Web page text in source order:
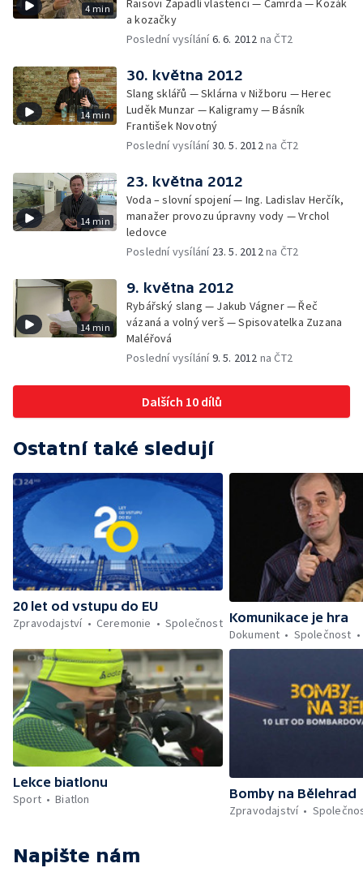
4 min
a kozačky
Poslední vysílání6. 6. 2012 na ČT2
14 min
30. května 2012
Slang sklářů — Sklárna v Nižboru — Herec
Luděk Munzar — Kaligramy — Básník
František Novotný
Poslední vysílání30. 5. 2012 na ČT2
14 min
23. května 2012
Voda – slovní spojení — Ing. Ladislav Herčík,
manažer provozu úpravny vody — Vrchol
ledovce
Poslední vysílání 23. 5. 2012 na ČT2
14 min
9. května 2012
Rybářský slang — Jakub Vágner — Řeč
vázaná a volný verš — Spisovatelka Zuzana
Maléřová
Poslední vysílání9. 5. 2012 na ČT2
Dalších 10 dílů
Ostatní také sledují
20 let od vstupu do EU
Zpravodajství
Ceremonie Společnost Komunikace je hra
Dokument
Společnost
Lekce biatlonu
Sport
Biatlon
Bomby na Bělehrad
Zpravodajství
Napište nám